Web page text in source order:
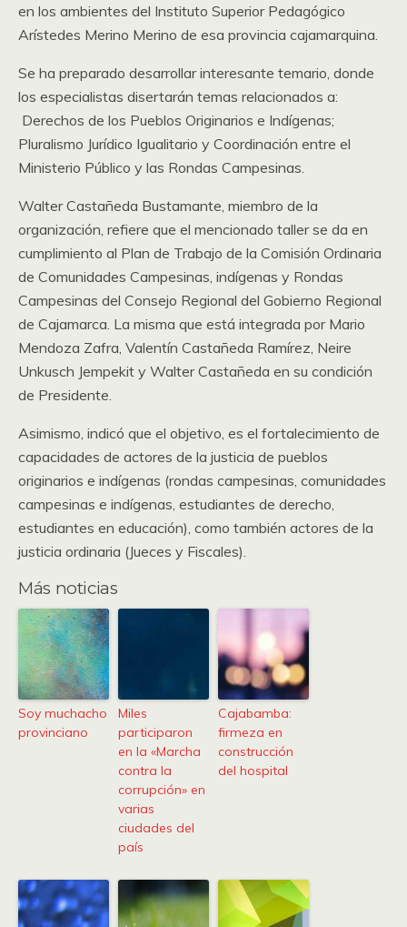
en los ambientes del Instituto Superior Pedagógico
Arístedes Merino Merino de esa provincia cajamarquina.
Se ha preparado desarrollar interesante temario, donde
los especialistas disertarán temas relacionados a:
Derechos de los Pueblos Originarios e Indígenas;
Pluralismo Jurídico Igualitario y Coordinación entre el
Ministerio Público y las Rondas Campesinas.
Walter Castañeda Bustamante, miembro de la
organización, refiere que el mencionado taller se da en
cumplimiento al Plan de Trabajo de la Comisión Ordinaria
de Comunidades Campesinas, indígenas y Rondas
Campesinas del Consejo Regional del Gobierno Regional
de Cajamarca. La misma que está integrada por Mario
Mendoza Zafra, Valentín Castañeda Ramírez, Neire
Unkusch Jempekit y Walter Castañeda en su condición
de Presidente.
Asimismo, indicó que el objetivo, es el fortalecimiento de
capacidades de actores de la justicia de pueblos
originarios e indígenas (rondas campesinas, comunidades
campesinas e indígenas, estudiantes de derecho,
estudiantes en educación), como también actores de la
justicia ordinaria (Jueces y Fiscales).
Más noticias
Soy muchacho
provinciano
Miles
participaron
en la «Marcha
contra la
corrupción» en
varias
ciudades del
país
Cajabamba:
firmeza en
construcción
del hospital